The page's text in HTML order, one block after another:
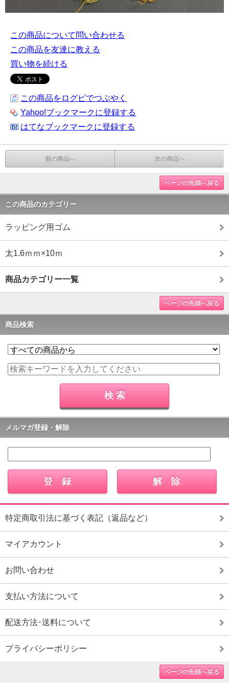
この商品について問い合わせる
この商品を友達に教える
買い物を続ける
この商品をログピでつぶやく
Yahoo!ブックマークに登録する
はてなブックマークに登録する
前の商品へ 次の商品へ
ページの先頭へ戻る
この商品のカテゴリー
ラッピング用ゴム
太1.6ｍｍ×10ｍ
商品カテゴリー一覧
ページの先頭へ戻る
商品検索
メルマガ登録・解除
特定商取引法に基づく表記（返品など）
マイアカウント
お問い合わせ
支払い方法について
配送方法･送料について
プライバシーポリシー
ページの先頭へ戻る